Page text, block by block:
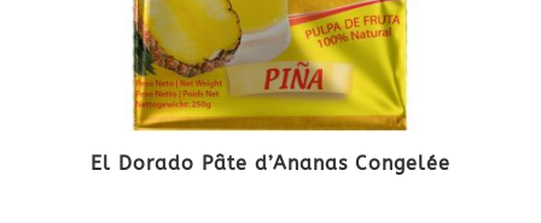
El Dorado Pâte d’Ananas Congelée